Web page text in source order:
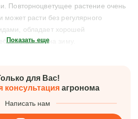
Повторноцветущее растение очень
может расти без регулярного
обладает хорошей
укрытия на зиму.
Показать еще
для Вас!
консультацияагронома
Написать нам